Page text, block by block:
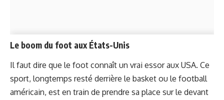
Le boom du foot aux États-Unis
Il faut dire que le foot connaît un vrai essor aux USA. Ce
sport, longtemps resté derrière le basket ou le football
américain, est en train de prendre sa place sur le devant